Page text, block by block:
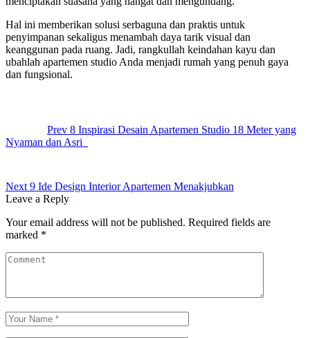
Hal ini memberikan solusi serbaguna dan praktis untuk
penyimpanan sekaligus menambah daya tarik visual dan
keanggunan pada ruang. Jadi, rangkullah keindahan kayu dan
ubahlah apartemen studio Anda menjadi rumah yang penuh gaya
dan fungsional.
Prev 8 Inspirasi Desain Apartemen Studio 18 Meter yang
Nyaman dan Asri
Next 9 Ide Design Interior Apartemen Menakjubkan
Leave a Reply
Your email address will not be published. Required fields are
marked *